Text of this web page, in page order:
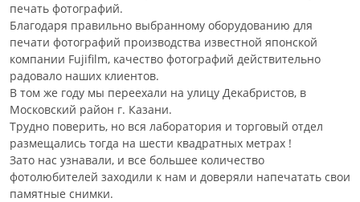
печать фотографий.
Благодаря правильно выбранному оборудованию для
печати фотографий производства известной японской
компании Fujifilm, качество фотографий действительно
радовало наших клиентов.
В том же году мы переехали на улицу Декабристов, в
Московский район г. Казани.
Трудно поверить, но вся лаборатория и торговый отдел
размещались тогда на шести квадратных метрах !
Зато нас узнавали, и все большее количество
фотолюбителей заходили к нам и доверяли напечатать свои
памятные снимки.